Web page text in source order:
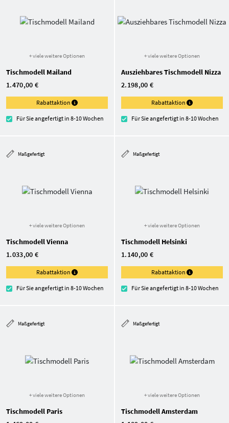
+ viele weitere Optionen
Tischmodell Mailand
1.470,00 €
Rabattaktion
Für Sie angefertigt in 8-10 Wochen
+ viele weitere Optionen
Ausziehbares Tischmodell Nizza
2.198,00 €
Rabattaktion
Für Sie angefertigt in 8-10 Wochen
Maßgefertigt
+ viele weitere Optionen
Tischmodell Vienna
1.033,00 €
Rabattaktion
Für Sie angefertigt in 8-10 Wochen
Maßgefertigt
+ viele weitere Optionen
Tischmodell Helsinki
1.140,00 €
Rabattaktion
Für Sie angefertigt in 8-10 Wochen
Maßgefertigt
+ viele weitere Optionen
Tischmodell Paris
Maßgefertigt
+ viele weitere Optionen
Tischmodell Amsterdam